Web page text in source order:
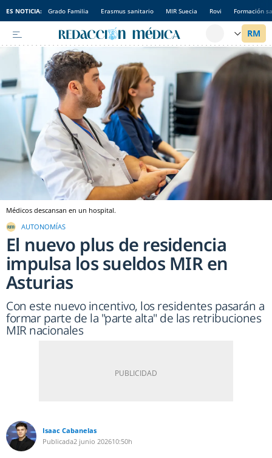
ES NOTICIA: Grado Familia Erasmus sanitario MIR Suecia Rovi Formación
Médicos descansan en un hospital.
AUTONOMÍAS
El nuevo plus de residencia
impulsa los sueldos MIR en
Asturias
Con este nuevo incentivo, los residentes pasarán a
formar parte de la "parte alta" de las retribuciones
MIR nacionales
Isaac Cabanelas
Publicada2 junio 202610:50h